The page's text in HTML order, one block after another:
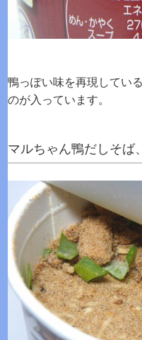
鴨っぽい味を再現してい
のが入っています。
マルちゃん鴨だしそば